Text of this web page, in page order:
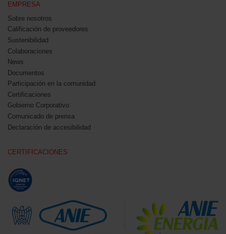
EMPRESA
Sobre nosotros
Calificación de proveedores
Sustenibilidad
Colaboraciones
News
Documentos
Participación en la comunidad
Certificaciones
Gobierno Corporativo
Comunicado de prensa
Declaración de accesibilidad
CERTIFICACIONES